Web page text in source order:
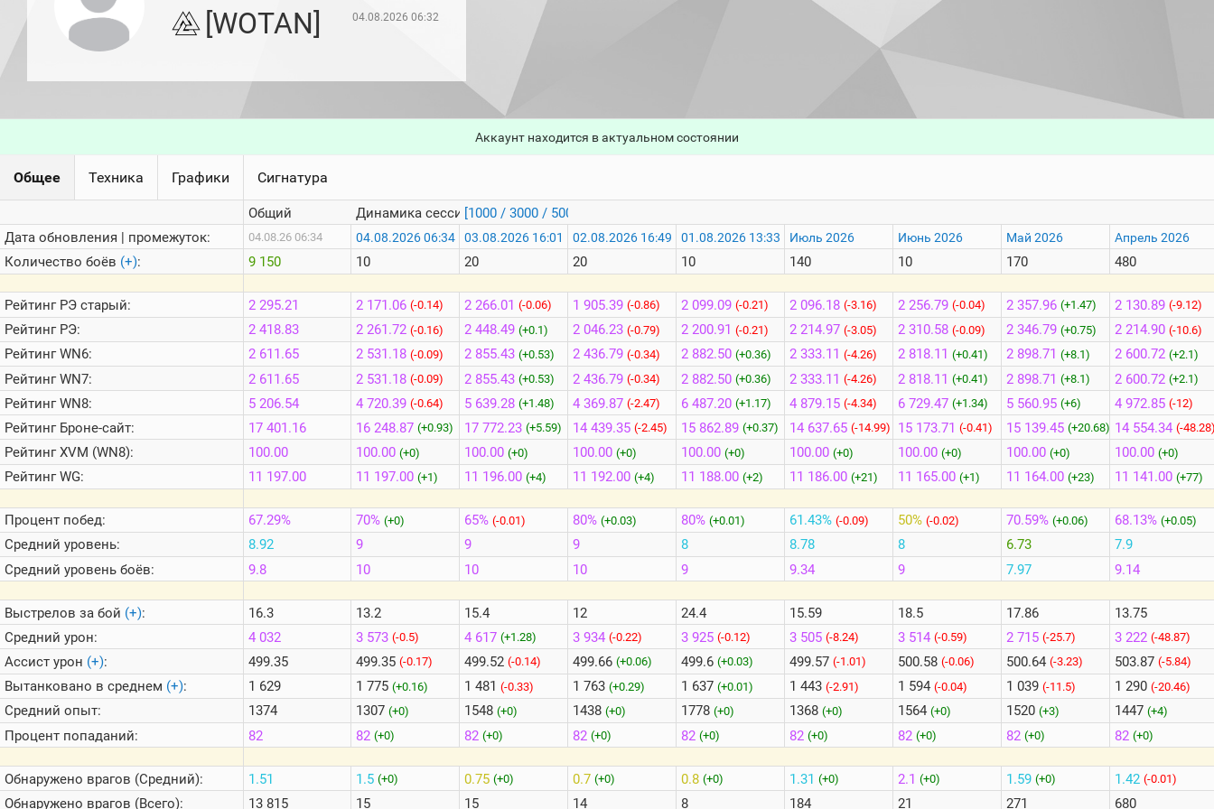
последние
1000
стримеров
Информация
Онлайн
Цветовая
шкала
Теlegram
ВК
Портал
Мира
[WOTAN]
04.08.2026 06:32
Аккаунт находится в актуальном состоянии
Общее Техника Графики Сигнатура
Дата обновления | промежуток:
Количество боёв (+):
РейтингРЭ старый:
РейтингРЭ:
РейтингWN6:
РейтингWN7:
РейтингWN8:
РейтингБроне-сайт:
РейтингXVM (WN8):
РейтингWG:
Процент побед:
Средний уровень:
Средний уровень боёв:
Выстрелов за бой (+):
Средний урон:
Ассист урон (+):
Вытанковано в среднем (+):
Средний опыт:
Процент попаданий:
Обнаружено врагов (Средний):
Обнаружено врагов (Всего):
Общий
04.08.26 06:34
9 150
2 295.21
2 418.83
2 611.65
2 611.65
5 206.54
17 401.16
100.00
11 197.00
67.29%
8.92
9.8
16.3
4 032
499.35
1 629
1374
82
1.51
13 815
Динамика сессий
04.08.2026 06:34
10
2 171.06 (-0.14)
2 261.72 (-0.16)
2 531.18 (-0.09)
2 531.18 (-0.09)
4 720.39 (-0.64)
16 248.87 (+0.93)
100.00 (+0)
11 197.00 (+1)
70% (+0)
9
10
13.2
3 573 (-0.5)
499.35 (-0.17)
1 775 (+0.16)
1307 (+0)
82 (+0)
1.5 (+0)
15
[1000 / 3000 / 5000]
03.08.2026 16:01
20
2 266.01 (-0.06)
2 448.49 (+0.1)
2 855.43 (+0.53)
2 855.43 (+0.53)
5 639.28 (+1.48)
17 772.23 (+5.59)
100.00 (+0)
11 196.00 (+4)
65% (-0.01)
9
10
15.4
4 617 (+1.28)
499.52 (-0.14)
1 481 (-0.33)
1548 (+0)
82 (+0)
0.75 (+0)
15
02.08.2026 16:49
20
1 905.39 (-0.86)
2 046.23 (-0.79)
2 436.79 (-0.34)
2 436.79 (-0.34)
4 369.87 (-2.47)
14 439.35 (-2.45)
100.00 (+0)
11 192.00 (+4)
80% (+0.03)
9
10
12
3 934 (-0.22)
499.66 (+0.06)
1 763 (+0.29)
1438 (+0)
82 (+0)
0.7 (+0)
14
01.08.2026 13:33
10
2 099.09 (-0.21)
2 200.91 (-0.21)
2 882.50 (+0.36)
2 882.50 (+0.36)
6 487.20 (+1.17)
15 862.89 (+0.37)
100.00 (+0)
11 188.00 (+2)
80% (+0.01)
8
9
24.4
3 925 (-0.12)
499.6 (+0.03)
1 637 (+0.01)
1778 (+0)
82 (+0)
0.8 (+0)
8
Июль 2026
140
2 096.18 (-3.16)
2 214.97 (-3.05)
2 333.11 (-4.26)
2 333.11 (-4.26)
4 879.15 (-4.34)
14 637.65 (-14.99)
100.00 (+0)
11 186.00 (+21)
61.43% (-0.09)
8.78
9.34
15.59
3 505 (-8.24)
499.57 (-1.01)
1 443 (-2.91)
1368 (+0)
82 (+0)
1.31 (+0)
184
Июнь 2026
10
2 256.79 (-0.04)
2 310.58 (-0.09)
2 818.11 (+0.41)
2 818.11 (+0.41)
6 729.47 (+1.34)
15 173.71 (-0.41)
100.00 (+0)
11 165.00 (+1)
50% (-0.02)
8
9
18.5
3 514 (-0.59)
500.58 (-0.06)
1 594 (-0.04)
1564 (+0)
82 (+0)
2.1 (+0)
21
Май 2026
170
2 357.96 (+1.47)
2 346.79 (+0.75)
2 898.71 (+8.1)
2 898.71 (+8.1)
5 560.95 (+6)
15 139.45 (+20.68)
100.00 (+0)
11 164.00 (+23)
70.59% (+0.06)
6.73
7.97
17.86
2 715 (-25.7)
500.64 (-3.23)
1 039 (-11.5)
1520 (+3)
82 (+0)
1.59 (+0)
271
Апрель 2026
480
2 130.89 (-9.12)
2 214.90 (-10.6)
2 600.72 (+2.1)
2 600.72 (+2.1)
4 972.85 (-12)
14 554.34 (-
100.00 (+0)
11 141.00 (+77)
68.13% (+0.05)
7.9
9.14
13.75
3 222 (-48.87)
503.87 (-5.84)
1 290 (-20.46)
1447 (+4)
82 (+0)
1.42 (-0.01)
680